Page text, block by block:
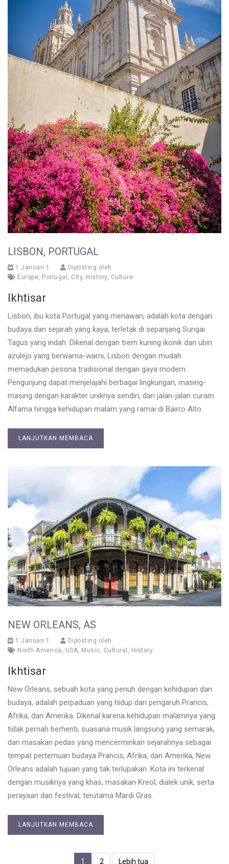
LISBON, PORTUGAL
1 Januari 1
Diposting oleh
Europe, Portugal , City, History, Culture
Ikhtisar
Lisbon, ibu kota Portugal yang menawan, adalah kota dengan
budaya dan sejarah yang kaya, terletak di sepanjang Sungai
Tagus yang indah. Dikenal dengan trem kuning ikonik dan ubin
azulejo yang berwarna-warni, Lisbon dengan mudah
memadukan pesona tradisional dengan gaya modern.
Pengunjung dapat menjelajahi berbagai lingkungan, masing-
masing dengan karakter uniknya sendiri, dari jalan-jalan curam
Alfama hingga kehidupan malam yang ramai di Bairro Alto.
LANJUTKAN MEMBACA
NEW ORLEANS, AS
1 Januari 1
Diposting oleh
North America , USA, Music , Cultural , History
Ikhtisar
New Orleans, sebuah kota yang penuh dengan kehidupan dan
budaya, adalah perpaduan yang hidup dari pengaruh Prancis,
Afrika, dan Amerika. Dikenal karena kehidupan malamnya yang
tidak pernah berhenti, suasana musik langsung yang semarak,
dan masakan pedas yang mencerminkan sejarahnya sebagai
tempat pertemuan budaya Prancis, Afrika, dan Amerika, New
Orleans adalah tujuan yang tak terlupakan. Kota ini terkenal
dengan musiknya yang khas, masakan Kreol, dialek unik, serta
perayaan dan festival, terutama Mardi Gras.
LANJUTKAN MEMBACA
1 2 Lebih tua